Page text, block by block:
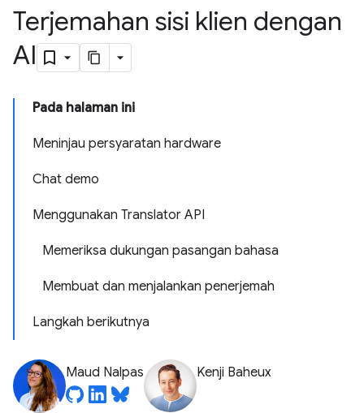
Terjemahan sisi klien dengan
AI
Pada halaman ini
Meninjau persyaratan hardware
Chat demo
Menggunakan Translator API
Memeriksa dukungan pasangan bahasa
Membuat dan menjalankan penerjemah
Langkah berikutnya
Maud Nalpas Kenji Baheux